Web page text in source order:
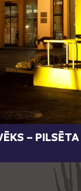
– PILSĒTA